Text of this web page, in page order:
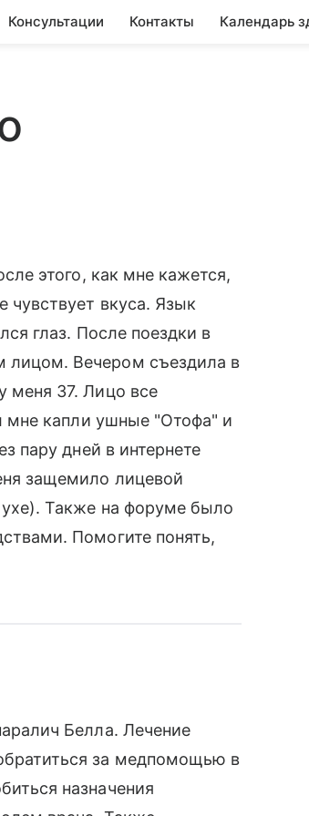
Консультации Контакты Календарь
этого, как мне кажется,
чувствует вкуса. Язык
глаз. После поездки в
лицом. Вечером съездила в
меня 37. Лицо все
мне капли ушные "Отофа" и
пару дней в интернете
защемило лицевой
Также на форуме было
Помогите понять,
Белла. Лечение
за медпомощью в
назначения